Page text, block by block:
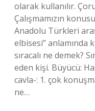
olarak kullanılır.
Çalışmamızın
Anadolu Türkleri
elbisesi” anlamında
sıracalı ne demek?
eden kişi. Büyücü:
cavla-: 1. çok
ne…